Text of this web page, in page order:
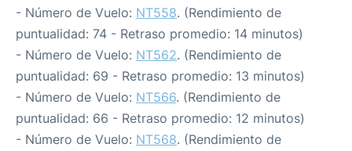
- Número de Vuelo: NT558. (Rendimiento de
puntualidad: 74 - Retraso promedio: 14 minutos)
- Número de Vuelo: NT562. (Rendimiento de
puntualidad: 69 - Retraso promedio: 13 minutos)
- Número de Vuelo: NT566. (Rendimiento de
puntualidad: 66 - Retraso promedio: 12 minutos)
- Número de Vuelo: NT568. (Rendimiento de